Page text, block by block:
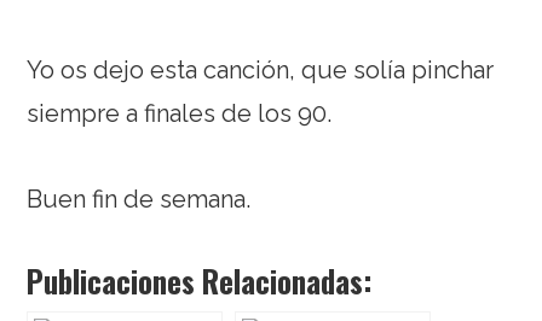
Yo os dejo esta canción, que solía pinchar
siempre a finales de los 90.
Buen fin de semana.
Publicaciones Relacionadas: